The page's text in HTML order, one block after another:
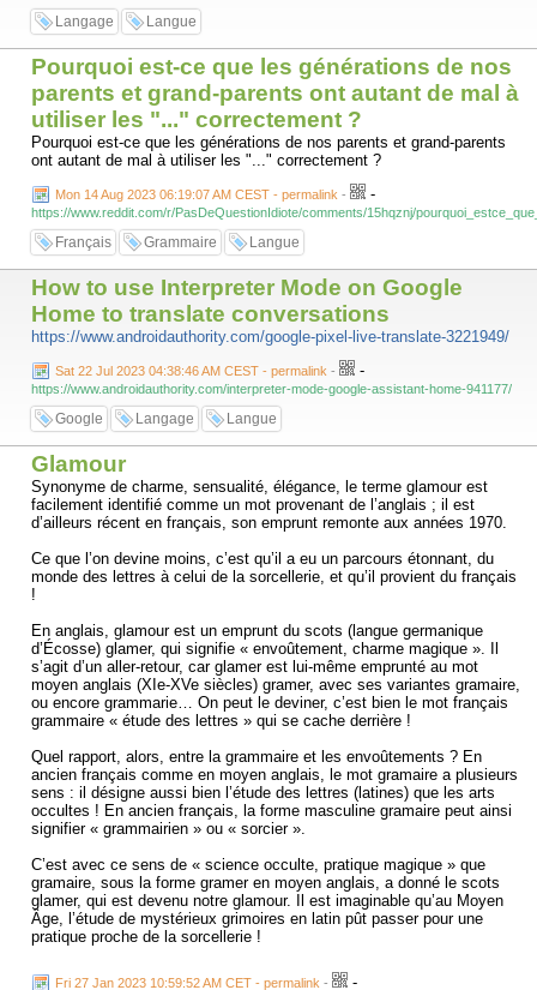
Langage Langue
Pourquoi est-ce que les générations de nos
parents et grand-parents ont autant de mal à
utiliser les "..." correctement ?
Pourquoi est-ce que les générations de nos parents et grand-parents
ont autant de mal à utiliser les "..." correctement ?
Mon 14 Aug 2023 06:19:07 AM CEST - permalink - -
https://www.reddit.com/r/PasDeQuestionIdiote/comments/15hqznj/
Français Grammaire Langue
How to use Interpreter Mode on Google
Home to translate conversations
https://www.androidauthority.com/google-pixel-live-translate-3221949/
Sat 22 Jul 2023 04:38:46 AM CEST - permalink - -
https://www.androidauthority.com/interpreter-mode-google-assistant-home-941177/
Google Langage Langue
Glamour
Synonyme de charme, sensualité, élégance, le terme glamour est
facilement identifié comme un mot provenant de l’anglais ; il est
d’ailleurs récent en français, son emprunt remonte aux années 1970.
Ce que l’on devine moins, c’est qu’il a eu un parcours étonnant, du
monde des lettres à celui de la sorcellerie, et qu’il provient du français
!
En anglais, glamour est un emprunt du scots (langue germanique
d’Écosse) glamer, qui signifie « envoûtement, charme magique ». Il
s’agit d’un aller-retour, car glamer est lui-même emprunté au mot
moyen anglais (XIe-XVe siècles) gramer, avec ses variantes gramaire,
ou encore grammarie… On peut le deviner, c’est bien le mot français
grammaire « étude des lettres » qui se cache derrière !
Quel rapport, alors, entre la grammaire et les envoûtements ? En
ancien français comme en moyen anglais, le mot gramaire a plusieurs
sens : il désigne aussi bien l’étude des lettres (latines) que les arts
occultes ! En ancien français, la forme masculine gramaire peut ainsi
signifier « grammairien » ou « sorcier ».
C’est avec ce sens de « science occulte, pratique magique » que
gramaire, sous la forme gramer en moyen anglais, a donné le scots
glamer, qui est devenu notre glamour. Il est imaginable qu’au Moyen
Âge, l’étude de mystérieux grimoires en latin pût passer pour une
pratique proche de la sorcellerie !
D’ailleurs… le mot grimoire « livre de magie », attesté depuis le XIIe
Fri 27 Jan 2023 10:59:52 AM CET - permalink - -